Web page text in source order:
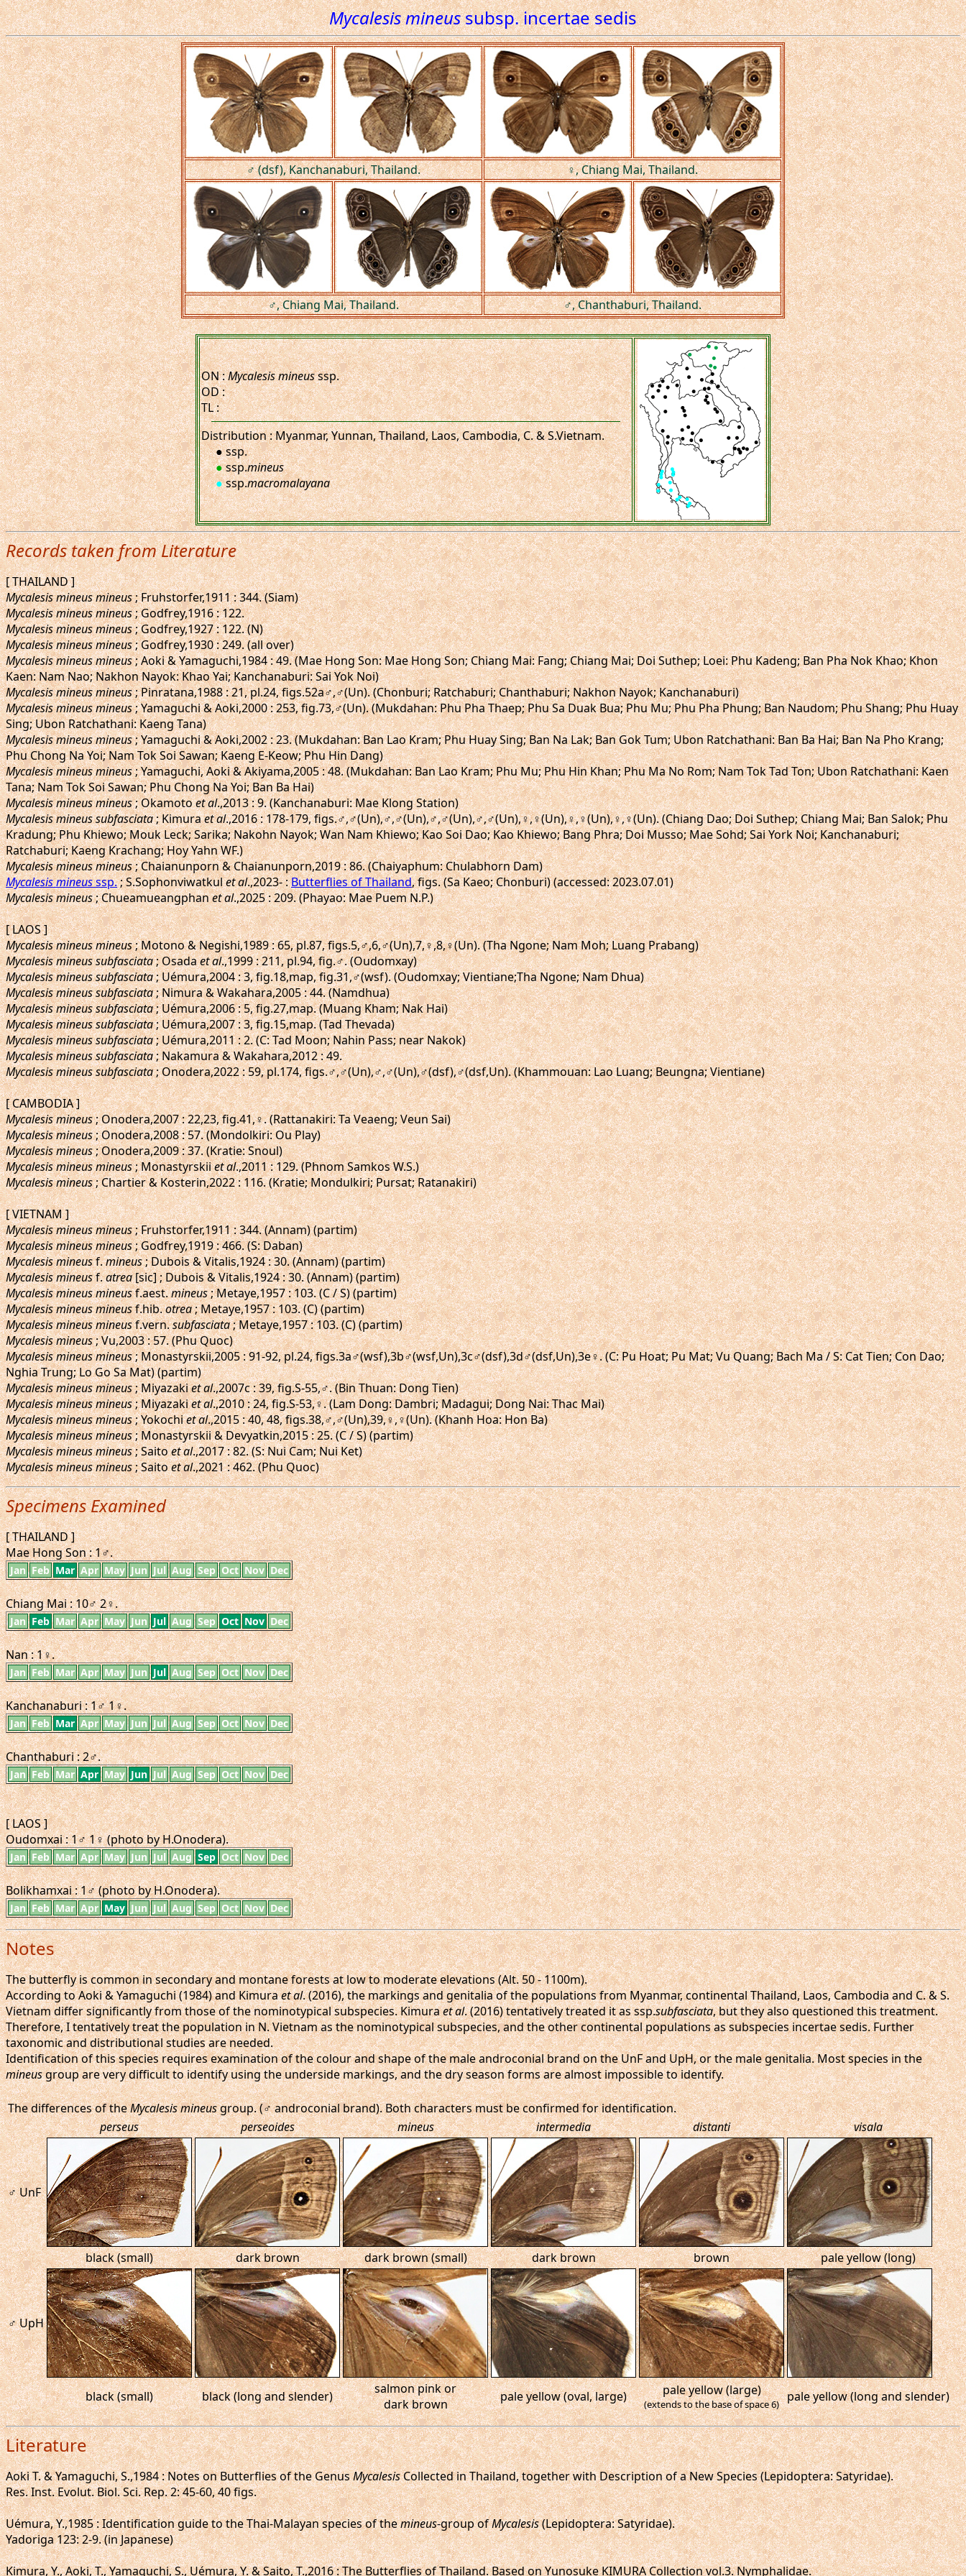
Mycalesis mineussubsp. incertae sedis
♂ (dsf), Kanchanaburi, Thailand. ♀, Chiang Mai, Thailand.
♂, Chiang Mai, Thailand. ♂, Chanthaburi, Thailand.
ON :Mycalesis mineusssp.
OD :
TL :
Distribution : Myanmar, Yunnan, Thailand, Laos, Cambodia, C. & S.Vietnam.
● ssp.
●ssp.mineus
●ssp.macromalayana
Records taken from Literature
[ THAILAND ]
Mycalesis mineus mineus; Fruhstorfer,1911 : 344. (Siam)
Mycalesis mineus mineus; Godfrey,1916 : 122.
Mycalesis mineus mineus; Godfrey,1927 : 122. (N)
Mycalesis mineus mineus; Godfrey,1930 : 249. (all over)
Mycalesis mineus mineus; Aoki & Yamaguchi,1984 : 49. (Mae Hong Son: Mae Hong Son; Chiang Mai: Fang; Chiang Mai; Doi Suthep; Loei: Phu Kadeng; Ban Pha Nok Khao; Khon
Kaen: Nam Nao; Nakhon Nayok: Khao Yai; Kanchanaburi: Sai Yok Noi)
Mycalesis mineus mineus; Pinratana,1988 : 21, pl.24, figs.52a♂,♂(Un). (Chonburi; Ratchaburi; Chanthaburi; Nakhon Nayok; Kanchanaburi)
Mycalesis mineus mineus; Yamaguchi & Aoki,2000 : 253, fig.73,♂(Un). (Mukdahan: Phu Pha Thaep; Phu Sa Duak Bua; Phu Mu; Phu Pha Phung; Ban Naudom; Phu Shang; Phu Huay
Sing; Ubon Ratchathani: Kaeng Tana)
Mycalesis mineus mineus; Yamaguchi & Aoki,2002 : 23. (Mukdahan: Ban Lao Kram; Phu Huay Sing; Ban Na Lak; Ban Gok Tum; Ubon Ratchathani: Ban Ba Hai; Ban Na Pho Krang;
Phu Chong Na Yoi; Nam Tok Soi Sawan; Kaeng E-Keow; Phu Hin Dang)
Mycalesis mineus mineus; Yamaguchi, Aoki & Akiyama,2005 : 48. (Mukdahan: Ban Lao Kram; Phu Mu; Phu Hin Khan; Phu Ma No Rom; Nam Tok Tad Ton; Ubon Ratchathani: Kaen
Tana; Nam Tok Soi Sawan; Phu Chong Na Yoi; Ban Ba Hai)
Mycalesis mineus mineus; Okamotoet al.,2013 : 9. (Kanchanaburi: Mae Klong Station)
Mycalesis mineus subfasciata; Kimuraet al.,2016 : 178-179, figs.♂,♂(Un),♂,♂(Un),♂,♂(Un),♂,♂(Un),♀,♀(Un),♀,♀(Un),♀,♀(Un). (Chiang Dao; Doi Suthep; Chiang Mai; Ban Salok; Phu
Kradung; Phu Khiewo; Mouk Leck; Sarika; Nakohn Nayok; Wan Nam Khiewo; Kao Soi Dao; Kao Khiewo; Bang Phra; Doi Musso; Mae Sohd; Sai York Noi; Kanchanaburi;
Ratchaburi; Kaeng Krachang; Hoy Yahn WF.)
Mycalesis mineus mineus; Chaianunporn & Chaianunporn,2019 : 86. (Chaiyaphum: Chulabhorn Dam)
Mycalesis mineusssp.; S.Sophonviwatkulet al.,2023- :Butterflies of Thailand, figs. (Sa Kaeo; Chonburi) (accessed: 2023.07.01)
Mycalesis mineus; Chueamueangphanet al.,2025 : 209. (Phayao: Mae Puem N.P.)
[ LAOS ]
Mycalesis mineus mineus; Motono & Negishi,1989 : 65, pl.87, figs.5,♂,6,♂(Un),7,♀,8,♀(Un). (Tha Ngone; Nam Moh; Luang Prabang)
Mycalesis mineus subfasciata; Osadaet al.,1999 : 211, pl.94, fig.♂. (Oudomxay)
Mycalesis mineus subfasciata; Uémura,2004 : 3, fig.18,map, fig.31,♂(wsf). (Oudomxay; Vientiane;Tha Ngone; Nam Dhua)
Mycalesis mineus subfasciata; Nimura & Wakahara,2005 : 44. (Namdhua)
Mycalesis mineus subfasciata; Uémura,2006 : 5, fig.27,map. (Muang Kham; Nak Hai)
Mycalesis mineus subfasciata; Uémura,2007 : 3, fig.15,map. (Tad Thevada)
Mycalesis mineus subfasciata; Uémura,2011 : 2. (C: Tad Moon; Nahin Pass; near Nakok)
Mycalesis mineus subfasciata; Nakamura & Wakahara,2012 : 49.
Mycalesis mineus subfasciata; Onodera,2022 : 59, pl.174, figs.♂,♂(Un),♂,♂(Un),♂(dsf),♂(dsf,Un). (Khammouan: Lao Luang; Beungna; Vientiane)
[ CAMBODIA ]
Mycalesis mineus; Onodera,2007 : 22,23, fig.41,♀. (Rattanakiri: Ta Veaeng; Veun Sai)
Mycalesis mineus; Onodera,2008 : 57. (Mondolkiri: Ou Play)
Mycalesis mineus; Onodera,2009 : 37. (Kratie: Snoul)
Mycalesis mineus mineus; Monastyrskiiet al.,2011 : 129. (Phnom Samkos W.S.)
Mycalesis mineus; Chartier & Kosterin,2022 : 116. (Kratie; Mondulkiri; Pursat; Ratanakiri)
[ VIETNAM ]
Mycalesis mineus mineus; Fruhstorfer,1911 : 344. (Annam) (partim)
Mycalesis mineus mineus; Godfrey,1919 : 466. (S: Daban)
Mycalesis mineusf.mineus; Dubois & Vitalis,1924 : 30. (Annam) (partim)
Mycalesis mineusf.atrea[sic] ; Dubois & Vitalis,1924 : 30. (Annam) (partim)
Mycalesis mineus mineusf.aest.mineus; Metaye,1957 : 103. (C / S) (partim)
Mycalesis mineus mineusf.hib.otrea; Metaye,1957 : 103. (C) (partim)
Mycalesis mineus mineusf.vern.subfasciata; Metaye,1957 : 103. (C) (partim)
Mycalesis mineus; Vu,2003 : 57. (Phu Quoc)
Mycalesis mineus mineus; Monastyrskii,2005 : 91-92, pl.24, figs.3a♂(wsf),3b♂(wsf,Un),3c♂(dsf),3d♂(dsf,Un),3e♀. (C: Pu Hoat; Pu Mat; Vu Quang; Bach Ma / S: Cat Tien; Con Dao;
Nghia Trung; Lo Go Sa Mat) (partim)
Mycalesis mineus mineus; Miyazakiet al.,2007c : 39, fig.S-55,♂. (Bin Thuan: Dong Tien)
Mycalesis mineus mineus; Miyazakiet al.,2010 : 24, fig.S-53,♀. (Lam Dong: Dambri; Madagui; Dong Nai: Thac Mai)
Mycalesis mineus mineus; Yokochiet al.,2015 : 40, 48, figs.38,♂,♂(Un),39,♀,♀(Un). (Khanh Hoa: Hon Ba)
Mycalesis mineus mineus; Monastyrskii & Devyatkin,2015 : 25. (C / S) (partim)
Mycalesis mineus mineus; Saitoet al.,2017 : 82. (S: Nui Cam; Nui Ket)
Mycalesis mineus mineus; Saitoet al.,2021 : 462. (Phu Quoc)
Specimens Examined
[ THAILAND ]
Mae Hong Son : 1♂.
Jan Feb Mar Apr May Jun Jul Aug Sep Oct Nov Dec
Chiang Mai : 10♂ 2♀.
Jan Feb Mar Apr May Jun Jul Aug Sep Oct Nov Dec
Nan : 1♀.
Jan Feb Mar Apr May Jun Jul Aug Sep Oct Nov Dec
Kanchanaburi : 1♂ 1♀.
Jan Feb Mar Apr May Jun Jul Aug Sep Oct Nov Dec
Chanthaburi : 2♂.
Jan Feb Mar Apr May Jun Jul Aug Sep Oct Nov Dec
[ LAOS ]
Oudomxai : 1♂ 1♀ (photo by H.Onodera).
Jan Feb Mar Apr May Jun Jul Aug Sep Oct Nov Dec
Bolikhamxai : 1♂ (photo by H.Onodera).
Jan Feb Mar Apr May Jun Jul Aug Sep Oct Nov Dec
Notes
The butterfly is common in secondary and montane forests at low to moderate elevations (Alt. 50 - 1100m).
According to Aoki & Yamaguchi (1984) and Kimuraet al. (2016), the markings and genitalia of the populations from Myanmar, continental Thailand, Laos, Cambodia and C. & S.
Vietnam differ significantly from those of the nominotypical subspecies. Kimuraet al. (2016) tentatively treated it as ssp.subfasciata, but they also questioned this treatment.
Therefore, I tentatively treat the population in N. Vietnam as the nominotypical subspecies, and the other continental populations as subspecies incertae sedis. Further
taxonomic and distributional studies are needed.
Identification of this species requires examination of the colour and shape of the male androconial brand on the UnF and UpH, or the male genitalia. Most species in the
mineusgroup are very difficult to identify using the underside markings, and the dry season forms are almost impossible to identify.
The differences of theMycalesis mineusgroup. (♂ androconial brand). Both characters must be confirmed for identification.
perseus
perseoides mineus intermedia distanti visala
♂ UnF
black (small) dark brown dark brown (small) dark brown brown pale yellow (long)
♂ UpH
black (small) black (long and slender)
salmon pink or
dark brown
pale yellow (oval, large) pale yellow (large)
(extends to the base of space 6) pale yellow (long and slender)
Literature
Aoki T. & Yamaguchi, S.,1984 : Notes on Butterflies of the GenusMycalesisCollected in Thailand, together with Description of a New Species (Lepidoptera: Satyridae).
Res. Inst. Evolut. Biol. Sci. Rep. 2: 45-60, 40 figs.
Uémura, Y.,1985 : Identification guide to the Thai-Malayan species of themineus-group ofMycalesis(Lepidoptera: Satyridae).
Yadoriga 123: 2-9. (in Japanese)
Kimura, Y., Aoki, T., Yamaguchi, S., Uémura, Y. & Saito, T.,2016 : The Butterflies of Thailand. Based on Yunosuke KIMURA Collection vol.3. Nymphalidae.